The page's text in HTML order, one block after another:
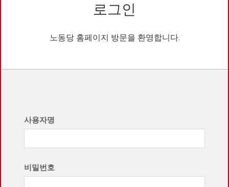
로그인
노동당 홈페이지 방문을 환영합니다.
사용자명
비밀번호